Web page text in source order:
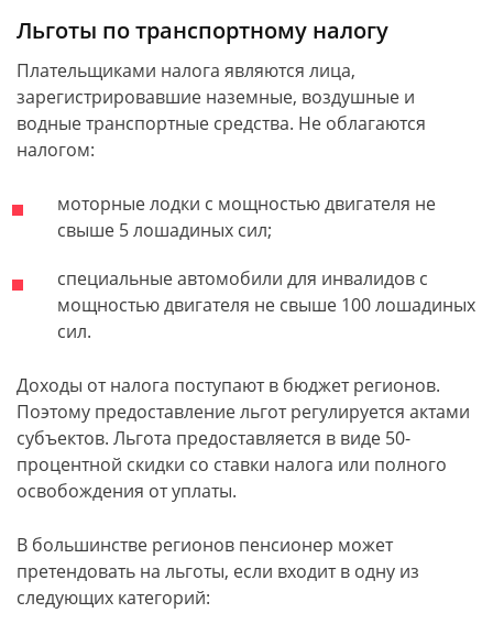
Льготы по транспортному налогу
Плательщиками налога являются лица,
зарегистрировавшие наземные, воздушные и
водные транспортные средства. Не облагаются
налогом:
моторные лодки с мощностью двигателя не
свыше 5 лошадиных сил;
специальные автомобили для инвалидов с
мощностью двигателя не свыше 100 лошадиных
сил.
Доходы от налога поступают в бюджет регионов.
Поэтому предоставление льгот регулируется актами
субъектов. Льгота предоставляется в виде 50-
процентной скидки со ставки налога или полного
освобождения от уплаты.
В большинстве регионов пенсионер может
претендовать на льготы, если входит в одну из
следующих категорий: